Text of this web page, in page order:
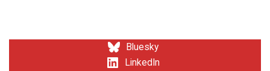
Bluesky
LinkedIn